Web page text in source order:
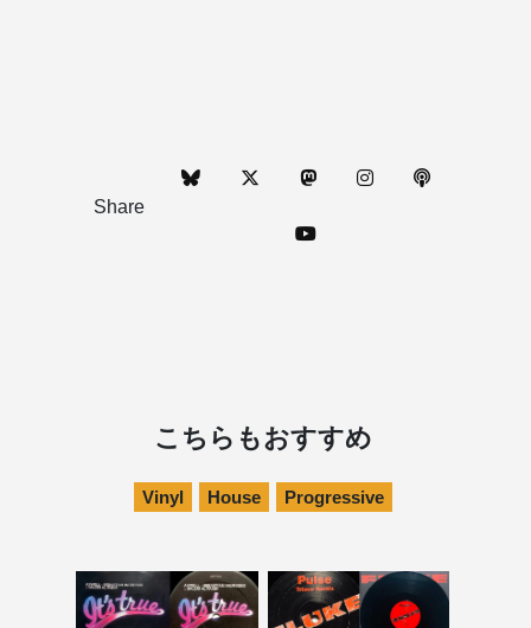
Share
こちらもおすすめ
Vinyl House Progressive